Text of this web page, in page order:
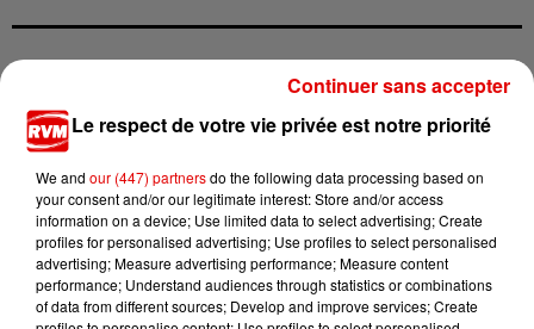
11h05
11h05 11h02
11h02 10h57
10h57
Le respect de votre vie privée est notre priorité
We and our (447) partnersdo the following data processing based on
your consent and/or our legitimate interest: Store and/or access
information on a device; Use limited data to select advertising; Create
profiles for personalised advertising; Use profiles to select personalised
advertising; Measure advertising performance; Measure content
performance; Understand audiences through statistics or combinations
of data from different sources; Develop and improve services; Create
Continuer sans accepter